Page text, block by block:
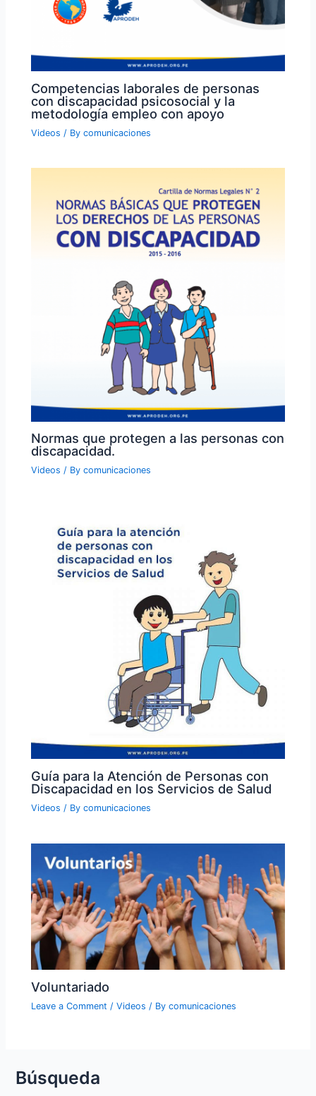
Competencias laborales de personas
con discapacidad psicosocial y la
metodología empleo con apoyo
Videos / Bycomunicaciones
Normas que protegen a las personas con
discapacidad.
Videos / Bycomunicaciones
Guía para la Atención de Personas con
Discapacidad en los Servicios de Salud
Videos / Bycomunicaciones
Voluntariado
Leave a Comment /Videos / Bycomunicaciones
Búsqueda